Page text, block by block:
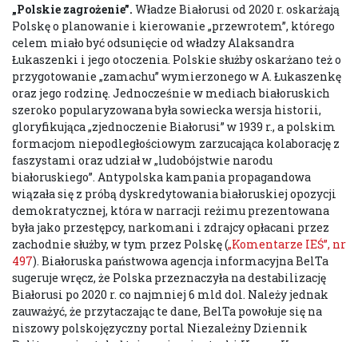
„Polskie zagrożenie”. Władze Białorusi od 2020 r. oskarżają
Polskę o planowanie i kierowanie „przewrotem”, którego
celem miało być odsunięcie od władzy Alaksandra
Łukaszenki i jego otoczenia. Polskie służby oskarżano też o
przygotowanie „zamachu” wymierzonego w A. Łukaszenkę
oraz jego rodzinę. Jednocześnie w mediach białoruskich
szeroko popularyzowana była sowiecka wersja historii,
gloryfikująca „zjednoczenie Białorusi” w 1939 r., a polskim
formacjom niepodległościowym zarzucająca kolaborację z
faszystami oraz udział w „ludobójstwie narodu
białoruskiego”. Antypolska kampania propagandowa
wiązała się z próbą dyskredytowania białoruskiej opozycji
demokratycznej, która w narracji reżimu prezentowana
była jako przestępcy, narkomani i zdrajcy opłacani przez
zachodnie służby, w tym przez Polskę („Komentarze IEŚ”, nr
497). Białoruska państwowa agencja informacyjna BelTa
sugeruje wręcz, że Polska przeznaczyła na destabilizację
Białorusi po 2020 r. co najmniej 6 mld dol. Należy jednak
zauważyć, że przytaczając te dane, BelTa powołuje się na
niszowy polskojęzyczny portal Niezależny Dziennik